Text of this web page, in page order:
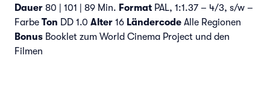
Dauer 80 | 101 | 89 Min. Format PAL, 1:1.37 – 4/3, s/w –
Farbe Ton DD 1.0 Alter 16 Ländercode Alle Regionen
Bonus Booklet zum World Cinema Project und den
Filmen